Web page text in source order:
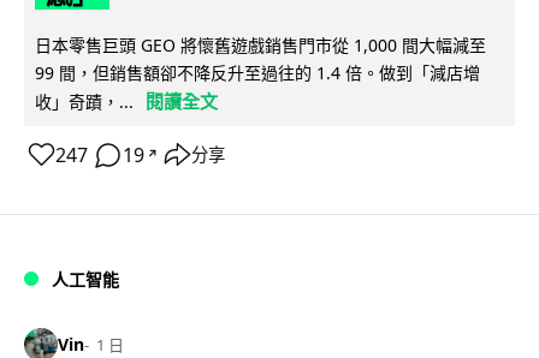
日本零售巨頭 GEO 將懷舊遊戲銷售門市從 1,000 間大幅減至
99 間，但銷售額卻不降反升至過往的 1.4 倍。做到「減店增
收」奇蹟，...
閱讀全文
247 19 ↗ 分享
人工智能
Vin 1 日